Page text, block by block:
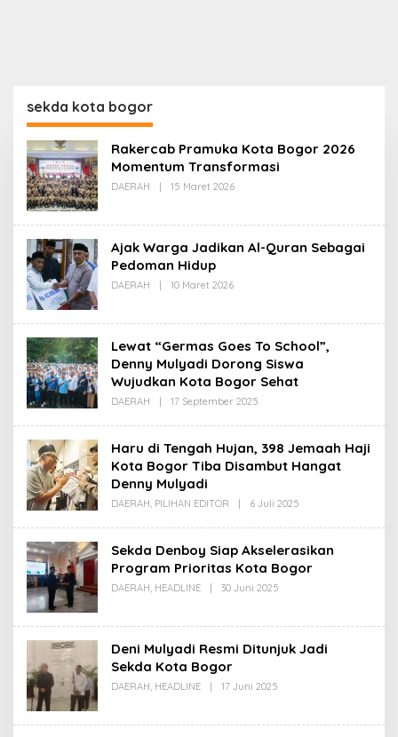
sekda kota bogor
Rakercab Pramuka Kota Bogor 2026
Momentum Transformasi
DAERAH 15 Maret 2026Oleh
Ajak Warga Jadikan Al-Quran Sebagai
Pedoman Hidup
DAERAH 10 Maret 2026Oleh
Lewat “Germas Goes To School”,
Denny Mulyadi Dorong Siswa
Wujudkan Kota Bogor Sehat
DAERAH 17 September 2025
Haru di Tengah Hujan, 398 Jemaah Haji
Kota Bogor Tiba Disambut Hangat
Denny Mulyadi
DAERAH, PILIHAN EDITOR 6 Juli 2025
Sekda Denboy Siap Akselerasikan
Program Prioritas Kota Bogor
DAERAH, HEADLINE 30 Juni 2025
Deni Mulyadi Resmi Ditunjuk Jadi
Sekda Kota Bogor
DAERAH, HEADLINE 17 Juni 2025